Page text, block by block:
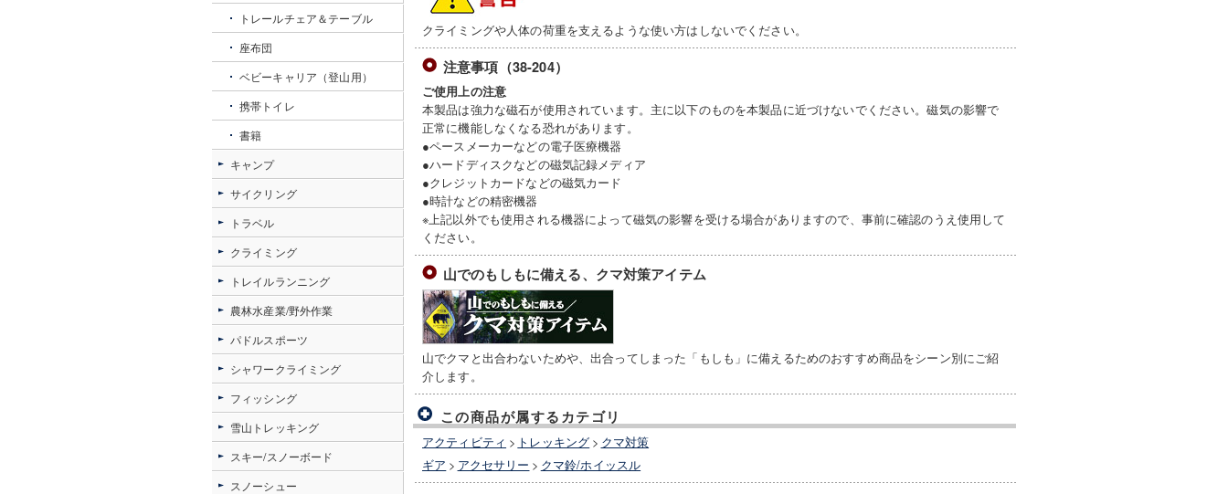
クライミングや人体の荷重を支えるような使い方はしないでください。
注意事項（38-204）
ご使用上の注意
本製品は強力な磁石が使用されています。主に以下のものを本製品に近づけないでください。磁気の影響で
正常に機能しなくなる恐れがあります。
●ペースメーカーなどの電子医療機器
●ハードディスクなどの磁気記録メディア
●クレジットカードなどの磁気カード
●時計などの精密機器
※上記以外でも使用される機器によって磁気の影響を受ける場合がありますので、事前に確認のうえ使用して
ください。
山でのもしもに備える、クマ対策アイテム
山でクマと出合わないためや、出合ってしまった「もしも」に備えるためのおすすめ商品をシーン別にご紹
介します。
この商品が属するカテゴリ
アクティビティ > トレッキング > クマ対策
ギア > アクセサリー > クマ鈴/ホイッスル
トレールチェア＆テーブル
座布団
ベビーキャリア（登山用）
携帯トイレ
書籍
キャンプ
サイクリング
トラベル
クライミング
トレイルランニング
農林水産業/野外作業
パドルスポーツ
シャワークライミング
フィッシング
雪山トレッキング
スキー/スノーボード
スノーシュー